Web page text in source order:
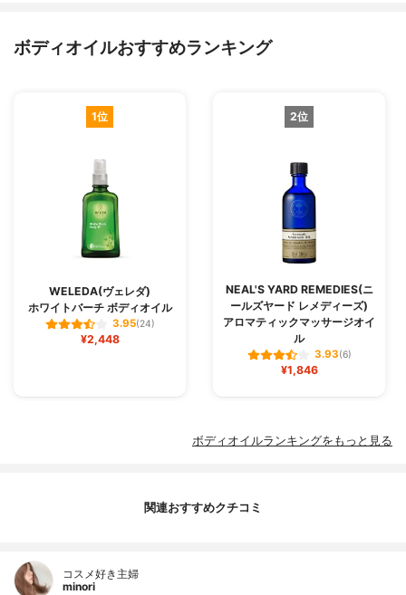
ボディオイルおすすめランキング
1位
WELEDA(ヴェレダ)
ホワイトバーチ ボディオイル
3.95(24)
¥2,448
2位
NEAL'S YARD REMEDIES(ニ
ールズヤード レメディーズ)
アロマティックマッサージオイ
ル
3.93(6)
¥1,846
ボディオイルランキングをもっと見る
関連おすすめクチコミ
コスメ好き主婦
minori